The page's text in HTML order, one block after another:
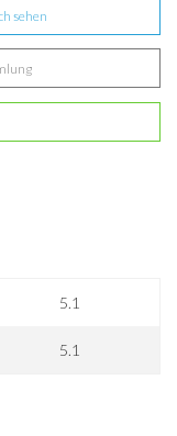
sehen
5.1
5.1